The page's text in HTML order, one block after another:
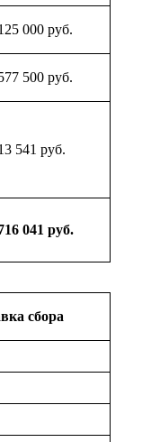
000 руб.
500 руб.
541 руб.
041 руб.
сбора